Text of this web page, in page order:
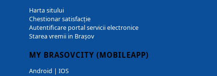
Harta sitului
Chestionar satisfacție
Autentificare portal servicii electronice
Starea vremii in Brașov
MY BRASOVCITY (MOBILEAPP)
Android | IOS